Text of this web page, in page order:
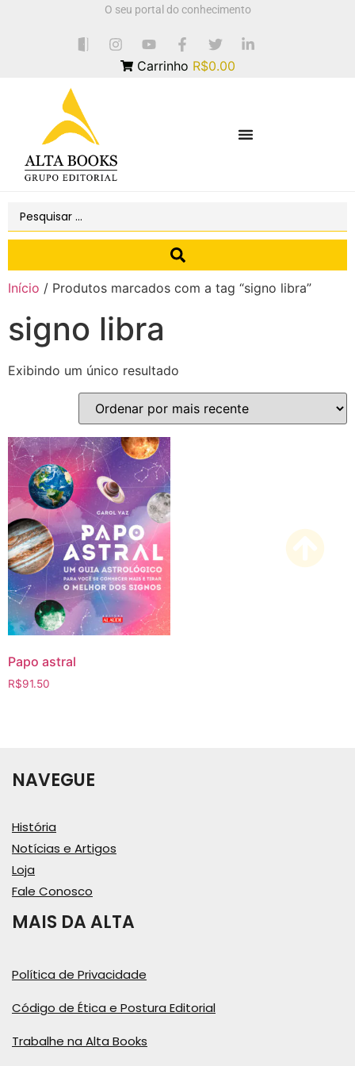
O seu portal do conhecimento
Carrinho R$0.00
Início / Produtos marcados com a tag “signo libra”
signo libra
Exibindo um único resultado
Papo astral
R$91.50
NAVEGUE
História
Notícias e Artigos
Loja
Fale Conosco
MAIS DA ALTA
Política de Privacidade
Código de Ética e Postura Editorial
Trabalhe na Alta Books